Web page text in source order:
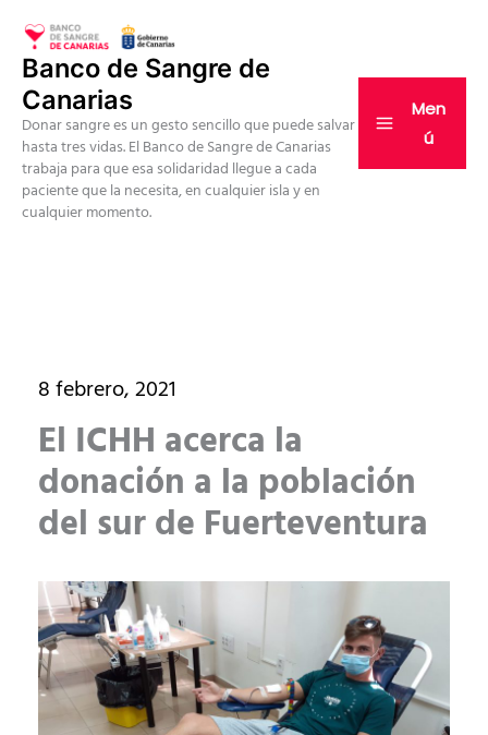
contenido
Banco de Sangre de
Canarias
Donar sangre es un gesto sencillo que puede salvar
hasta tres vidas. El Banco de Sangre de Canarias
trabaja para que esa solidaridad llegue a cada
paciente que la necesita, en cualquier isla y en
cualquier momento.
Men
ú
8 febrero, 2021
El ICHH acerca la
donación a la población
del sur de Fuerteventura